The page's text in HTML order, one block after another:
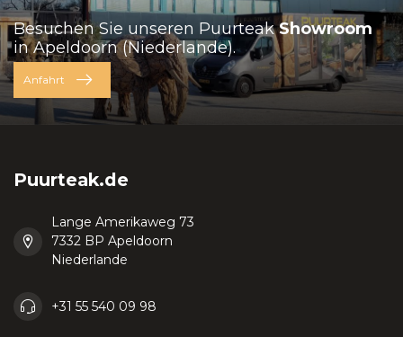
Besuchen Sie unseren PuurteakShowroom
in Apeldoorn (Niederlande).
Anfahrt
Puurteak.de
Lange Amerikaweg 73
7332 BP Apeldoorn
Niederlande
+31 55 540 09 98